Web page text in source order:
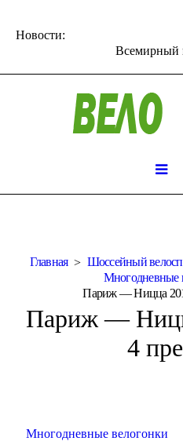
Новости:
Всемирный
Главная Шоссейный
Многодневные
Париж — Ницца
Париж —
4
Многодневные велогонки